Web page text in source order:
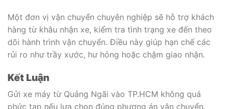
Một đơn vị vận chuyển chuyên nghiệp sẽ hỗ trợ khách
hàng từ khâu nhận xe, kiểm tra tình trạng xe đến theo
dõi hành trình vận chuyển. Điều này giúp hạn chế các
rủi ro như trầy xước, hư hỏng hoặc chậm giao nhận.
Kết Luận
Gửi xe máy từ Quảng Ngãi vào TP.HCM không quá
phức tạp nếu lựa chọn đúng phương án vận chuyển.